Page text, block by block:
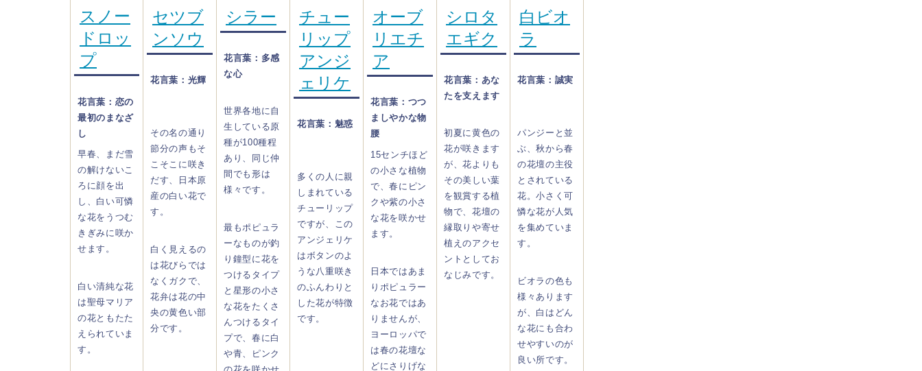
スノー
ドロッ
プ
花言葉：恋の
最初のまなざ
し
早春、まだ雪
の解けないこ
ろに顔を出
し、白い可憐
な花をうつむ
きぎみに咲か
せます。
白い清純な花
は聖母マリア
の花ともたた
えられていま
す。
セツブ
ンソウ
花言葉：光輝
その名の通り
節分の声もそ
こそこに咲き
だす、日本原
産の白い花で
す。
白く見えるの
は花びらでは
なくガクで、
花弁は花の中
央の黄色い部
分です。
シラー
花言葉：多感
な心
世界各地に自
生している原
種が100種程
あり、同じ仲
間でも形は
様々です。
最もポピュラ
ーなものが釣
り鐘型に花を
つけるタイプ
と星形の小さ
な花をたくさ
んつけるタイ
プで、春に白
や青、ピンク
チュー
リップ
アンジ
ェリケ
花言葉：魅惑
多くの人に親
しまれている
チューリップ
ですが、この
アンジェリケ
はボタンのよ
うな八重咲き
のふんわりと
した花が特徴
です。
オーブ
リエチ
ア
花言葉：つつ
ましやかな物
腰
15センチほど
の小さな植物
で、春にピン
クや紫の小さ
な花を咲かせ
ます。
日本ではあま
りポピュラー
なお花ではあ
りませんが、
ヨーロッパで
は春の花壇な
どにさりげな
シロタ
エギク
花言葉：あな
たを支えます
初夏に黄色の
花が咲きます
が、花よりも
その美しい葉
を観賞する植
物で、花壇の
縁取りや寄せ
植えのアクセ
ントとしてお
なじみです。
白ビオ
ラ
花言葉：誠実
パンジーと並
ぶ、秋から春
の花壇の主役
とされている
花。小さく可
憐な花が人気
を集めていま
す。
ビオラの色も
様々あります
が、白はどん
な花にも合わ
せやすいのが
良い所です。